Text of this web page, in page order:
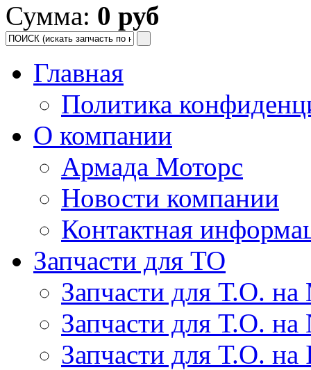
Сумма: 0 руб
Главная
Политика
О компании
Армада Моторс
Новости компании
Контактная
Запчасти для ТО
Запчасти для Т.О. на
Запчасти для Т.О. на
Запчасти для Т.О.